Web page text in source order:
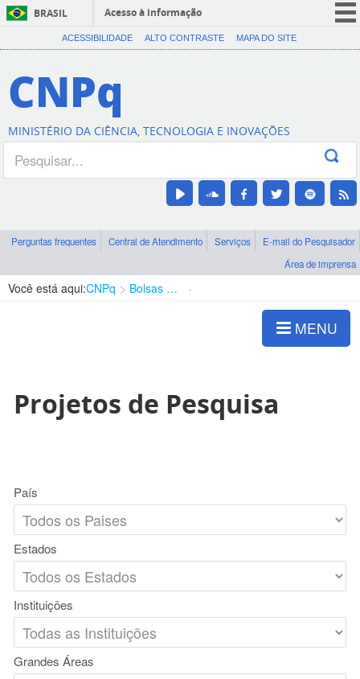
BRASIL
Acesso à informação
CORONAVÍRUS (COVID-19)
Canais
ACESSIBILIDADE ALTO CONTRASTE MAPA DO SITE
CNPq
MINISTÉRIO DA CIÊNCIA, TECNOLOGIA E INOVAÇÕES
Perguntas frequentes Central de Atendimento Serviços
E-mail do Pesquisador
Área de imprensa
Você está aqui:CNPq Bolsas e Auxílios Vigentes
MENU
Projetos de Pesquisa
País
Estados
Instituições
Grandes Áreas